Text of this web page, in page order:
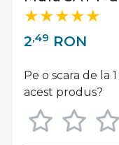
2,49 RON
Pe o scara de la
acest produs?